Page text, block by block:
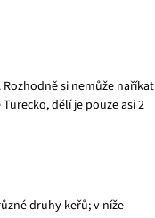
. Rozhodně si nemůže naříkat
dělí je pouze asi 2
druhy keřů; v níže